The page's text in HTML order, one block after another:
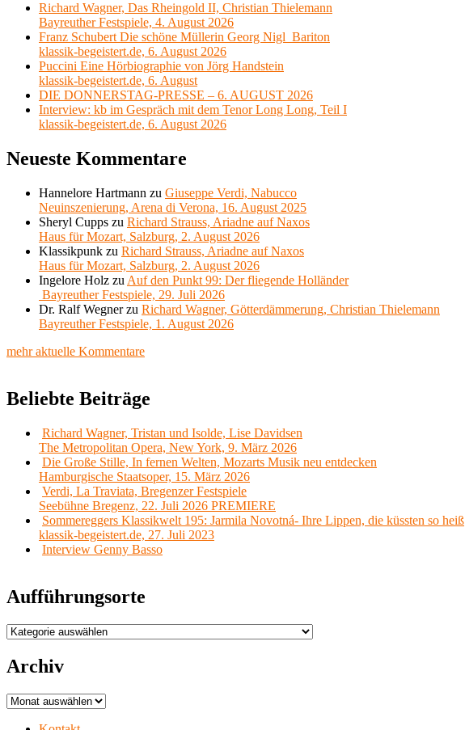
Richard Wagner, Das Rheingold II, Christian Thielemann
Bayreuther Festspiele, 4. August 2026
Franz Schubert Die schöne Müllerin Georg Nigl Bariton
klassik-begeistert.de, 6. August 2026
Puccini Eine Hörbiographie von Jörg Handstein
klassik-begeistert.de, 6. August
DIE DONNERSTAG-PRESSE – 6. AUGUST 2026
Interview: kb im Gespräch mit dem Tenor Long Long, Teil I
klassik-begeistert.de, 6. August 2026
Neueste Kommentare
Hannelore Hartmann zu Giuseppe Verdi, Nabucco
Neuinszenierung, Arena di Verona, 16. August 2025
Sheryl Cupps zu Richard Strauss, Ariadne auf Naxos
Haus für Mozart, Salzburg, 2. August 2026
Klassikpunk zu Richard Strauss, Ariadne auf Naxos
Haus für Mozart, Salzburg, 2. August 2026
Ingelore Holz zu Auf den Punkt 99: Der fliegende Holländer
Bayreuther Festspiele, 29. Juli 2026
Dr. Ralf Wegnerzu Richard Wagner, Götterdämmerung, Christian Thielemann
Bayreuther Festspiele, 1. August 2026
mehr aktuelle Kommentare
Beliebte Beiträge
Richard Wagner, Tristan und Isolde, Lise Davidsen
The Metropolitan Opera, New York, 9. März 2026
Die Große Stille, In fernen Welten, Mozarts Musik neu entdecken
Hamburgische Staatsoper, 15. März 2026
Verdi, La Traviata, Bregenzer Festspiele
Seebühne Bregenz, 22. Juli 2026 PREMIERE
Sommereggers Klassikwelt 195: Jarmila Novotná- Ihre Lippen, die küssten so heiß
klassik-begeistert.de, 27. Juli 2023
Interview Genny Basso
Aufführungsorte
Aufführungsorte
Archiv
Archiv